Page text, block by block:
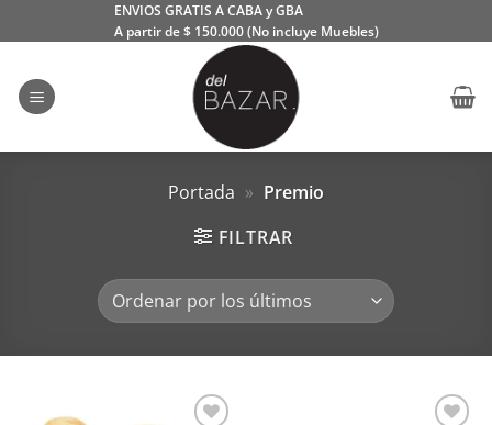
al
ENVIOS GRATIS A CABA y GBA
A partir de $ 150.000 (No incluye Muebles)
Portada » Premio
FILTRAR